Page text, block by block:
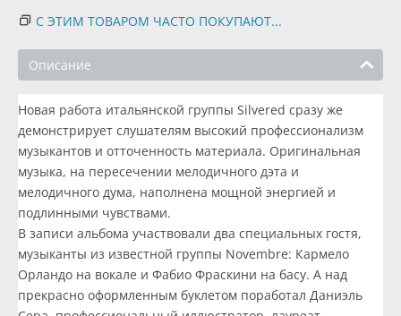
С ЭТИМ ТОВАРОМ ЧАСТО ПОКУПАЮТ...
Описание
Новая работа итальянской группы Silvered сразу же
демонстрирует слушателям высокий профессионализм
музыкантов и отточенность материала. Оригинальная
музыка, на пересечении мелодичного дэта и
мелодичного дума, наполнена мощной энергией и
подлинными чувствами.
В записи альбома участвовали два специальных гостя,
музыканты из известной группы Novembre: Кармело
Орландо на вокале и Фабио Фраскини на басу. А над
прекрасно оформленным буклетом поработал Даниэль